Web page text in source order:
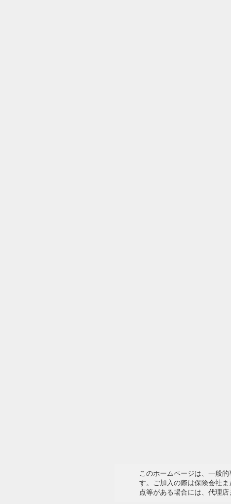
このホームページは、一般
す。ご加入の際は保険会社
点等がある場合には、代理店